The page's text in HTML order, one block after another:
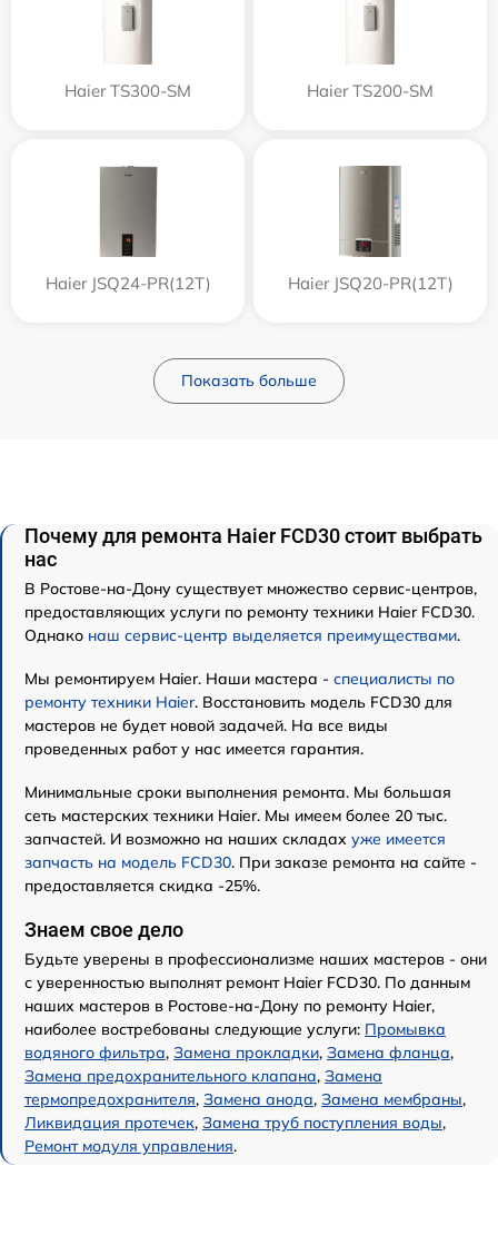
Haier TS300-SM Haier TS200-SM
Haier JSQ24-PR(12T) Haier JSQ20-PR(12T)
Показать больше
Почему для ремонта Haier FCD30 стоит выбрать
нас
В Ростове-на-Дону существует множество сервис-центров,
предоставляющих услуги по ремонту техники Haier FCD30.
Однако наш сервис-центр выделяется преимуществами.
Мы ремонтируем Haier. Наши мастера - специалисты по
ремонту техники Haier. Восстановить модель FCD30 для
мастеров не будет новой задачей. На все виды
проведенных работ у нас имеется гарантия.
Минимальные сроки выполнения ремонта. Мы большая
сеть мастерских техники Haier. Мы имеем более 20 тыс.
запчастей. И возможно на наших складах уже имеется
запчасть на модель FCD30. При заказе ремонта на сайте -
предоставляется скидка -25%.
Знаем свое дело
Будьте уверены в профессионализме наших мастеров - они
с уверенностью выполнят ремонт Haier FCD30. По данным
наших мастеров в Ростове-на-Дону по ремонту Haier,
наиболее востребованы следующие услуги: Промывка
водяного фильтра, Замена прокладки, Замена фланца,
Замена предохранительного клапана, Замена
термопредохранителя, Замена анода, Замена мембраны,
Ликвидация протечек, Замена труб поступления воды,
Ремонт модуля управления.